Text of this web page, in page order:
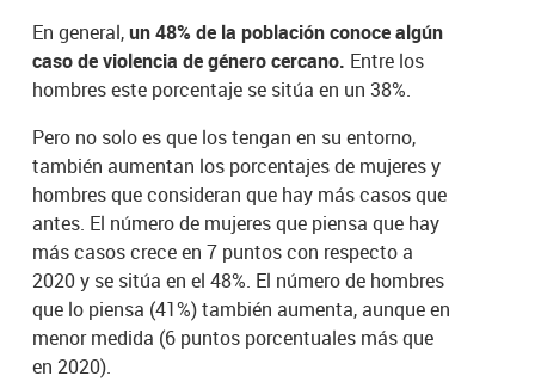
En general,un 48% de la población conoce algún
caso de violencia de género cercano. Entre los
hombres este porcentaje se sitúa en un 38%.
Pero no solo es que los tengan en su entorno,
también aumentan los porcentajes de mujeres y
hombres que consideran que hay más casos que
antes. El número de mujeres que piensa que hay
más casos crece en 7 puntos con respecto a
2020 y se sitúa en el 48%. El número de hombres
que lo piensa (41%) también aumenta, aunque en
menor medida (6 puntos porcentuales más que
en 2020).